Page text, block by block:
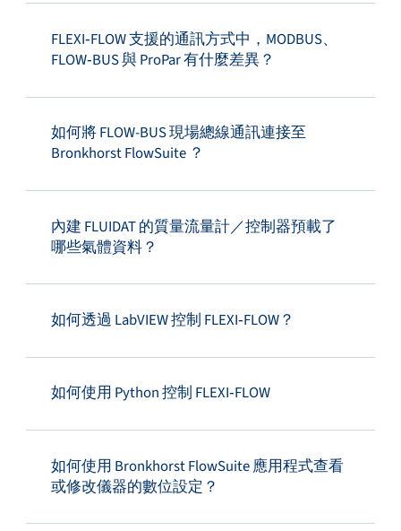
FLEXI‑FLOW 支援的通訊方式中，MODBUS、
FLOW‑BUS 與 ProPar 有什麼差異？
如何將 FLOW-BUS 現場總線通訊連接至
Bronkhorst FlowSuite ？
內建 FLUIDAT 的質量流量計／控制器預載了
哪些氣體資料？
如何透過 LabVIEW 控制 FLEXI‑FLOW？
如何使用 Python 控制 FLEXI‑FLOW
如何使用 Bronkhorst FlowSuite 應用程式查看
或修改儀器的數位設定？